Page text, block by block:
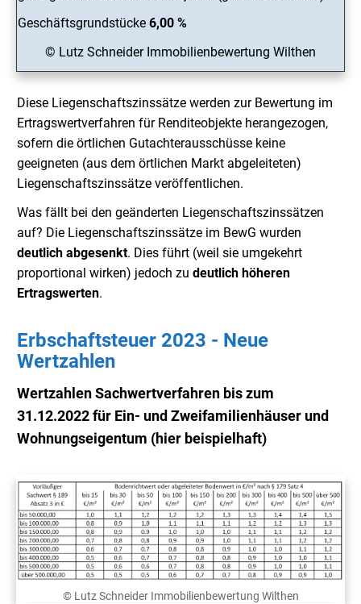
Geschäftsgrundstücke 6,00 %
© Lutz Schneider Immobilienbewertung Wilthen
Diese Liegenschaftszinssätze werden zur Bewertung im
Ertragswertverfahren für Renditeobjekte herangezogen,
sofern die örtlichen Gutachterausschüsse keine
geeigneten (aus dem örtlichen Markt abgeleiteten)
Liegenschaftszinssätze veröffentlichen.
Was fällt bei den geänderten Liegenschaftszinssätzen
auf? Die Liegenschaftszinssätze im BewG wurden
deutlich abgesenkt. Dies führt (weil sie umgekehrt
proportional wirken) jedoch zu deutlich höheren
Ertragswerten.
Erbschaftsteuer 2023 - Neue
Wertzahlen
Wertzahlen Sachwertverfahren bis zum
31.12.2022 für Ein- und Zweifamilienhäuser und
Wohnungseigentum (hier beispielhaft)
© Lutz Schneider Immobilienbewertung Wilthen